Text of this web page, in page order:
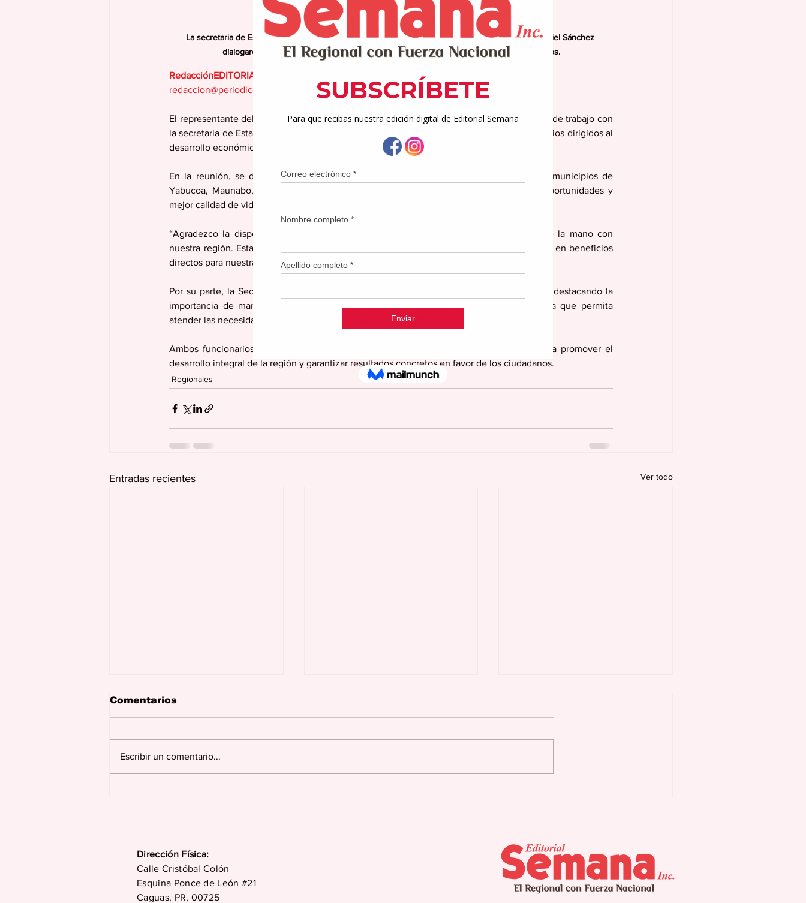
La secretaria de Estado, Rosachely Rivera Santana y el representante del Distrito 34, Christian Muriel Sánchez
dialogaron sobre servicios e iniciativas dirigidas a continuar beneficiando a los ciudadanos.
RedacciónEDITORIALSEMANA
redaccion@periodicolasemana.net
El representante del Distrito 34, Christian Muriel Sánchez, sostuvo una productiva reunión de trabajo con
la secretaria de Estado, Rosachely Rivera Santana, en la que se atendieron asuntos prioritarios dirigidos al
desarrollo económico y social de la región.
En la reunión, se discutieron iniciativas clave y proyectos enfocados en fortalecer los municipios de
Yabucoa, Maunabo, Patillas y San Lorenzo, con el objetivo de continuar impulsando oportunidades y
mejor calidad de vida para sus residentes.
“Agradezco la disposición y el compromiso de la Secretaria de Estado para trabajar de la mano con
nuestra región. Esta colaboración es fundamental para adelantar iniciativas que redunden en beneficios
directos para nuestra gente”, expresó el Representante.
Por su parte, la Secretaria de Estado  reiteró su respaldo a los esfuerzos del Distrito 34, destacando la
importancia de mantener una comunicación efectiva y una agenda de trabajo conjunta que permita
atender las necesidades más apremiantes de las comunidades.
Ambos funcionarios coincidieron en la importancia de continuar uniendo esfuerzos para promover el
desarrollo integral de la región y garantizar resultados concretos en favor de los ciudadanos.
Regionales
Entradas recientes Ver todo
Comentarios
Escribir un comentario...
Dirección Física:
Calle Cristóbal Colón
Esquina Ponce de León #21
Caguas, PR, 00725